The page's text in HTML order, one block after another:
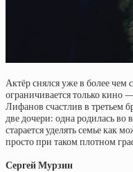
Актёр снялся уже в более чем
ограничивается только кино
Лифанов счастлив в третьем
две дочери: одна родилась во
старается уделять семье как
просто при таком плотном
Сергей Мурзин